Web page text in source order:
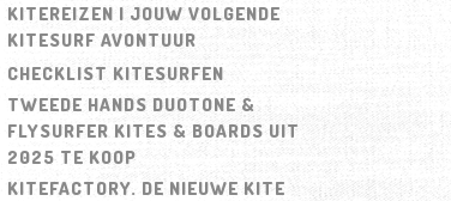
KITEREIZEN | JOUW VOLGENDE
KITESURF AVONTUUR
CHECKLIST KITESURFEN
TWEEDE HANDS DUOTONE &
FLYSURFER KITES & BOARDS UIT
2025 TE KOOP
KITEFACTORY. DE NIEUWE KITE